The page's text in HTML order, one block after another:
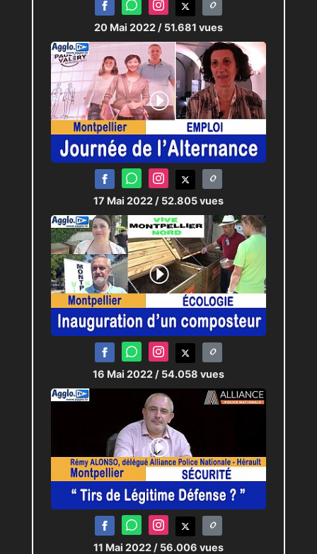
20 Mai 2022 / 51.681 vues
17 Mai 2022 / 52.805 vues
16 Mai 2022 / 54.058 vues
11 Mai 2022 / 56.006 vues